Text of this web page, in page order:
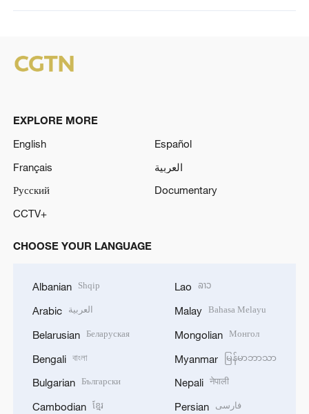
EXPLORE MORE
English
Español
Français
العربية
Русский
Documentary
CCTV+
CHOOSE YOUR LANGUAGE
Albanian Shqip
Arabic العربية
Belarusian Беларуская
Bengali বাংলা
Bulgarian Български
Cambodian ខ្មែរ
Lao ລາວ
Malay Bahasa Melayu
Mongolian Монгол
Myanmar မြန်မာဘာသာ
Nepali नेपाली
Persian فارسی